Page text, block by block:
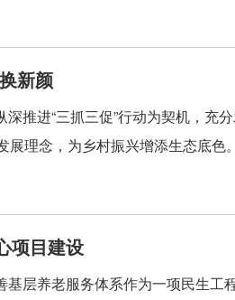
新颜
推进“三抓三促”行动为契机，充
展理念，为乡村振兴增添生态底色
项目建设
层养老服务体系作为一项民生工